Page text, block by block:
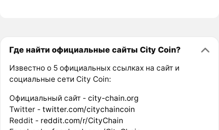
Где найти официальные сайты City Coin?
Известно о 5 официальных ссылках на сайт и
социальные сети City Coin:
Официальный сайт - city-chain.org
Twitter - twitter.com/citychaincoin
Reddit - reddit.com/r/CityChain